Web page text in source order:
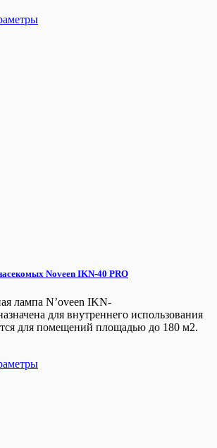
Noveen IKN-40 PRO
лампа N’oveen IKN-
для внутреннего использования
для помещений площадью до 180 м2.